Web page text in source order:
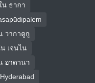
ธากา
วากาดูกู
เจนไน
อาดานา